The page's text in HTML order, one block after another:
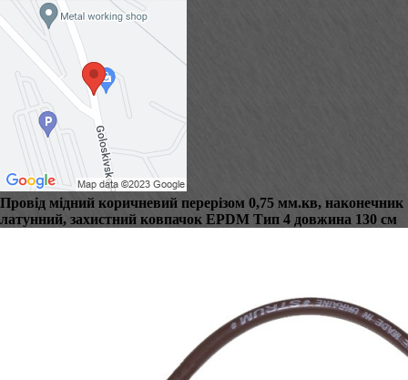
Провід мідний коричневий перерізом 0,75 мм.кв, наконечник
латунний, захистний ковпачок EPDM Тип 4 довжина 130 см